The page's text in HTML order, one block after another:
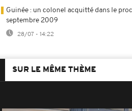
Guinée : un colonel acquitté dans le
septembre 2009
28/07 - 14:22
SUR LE MÊME THÈME